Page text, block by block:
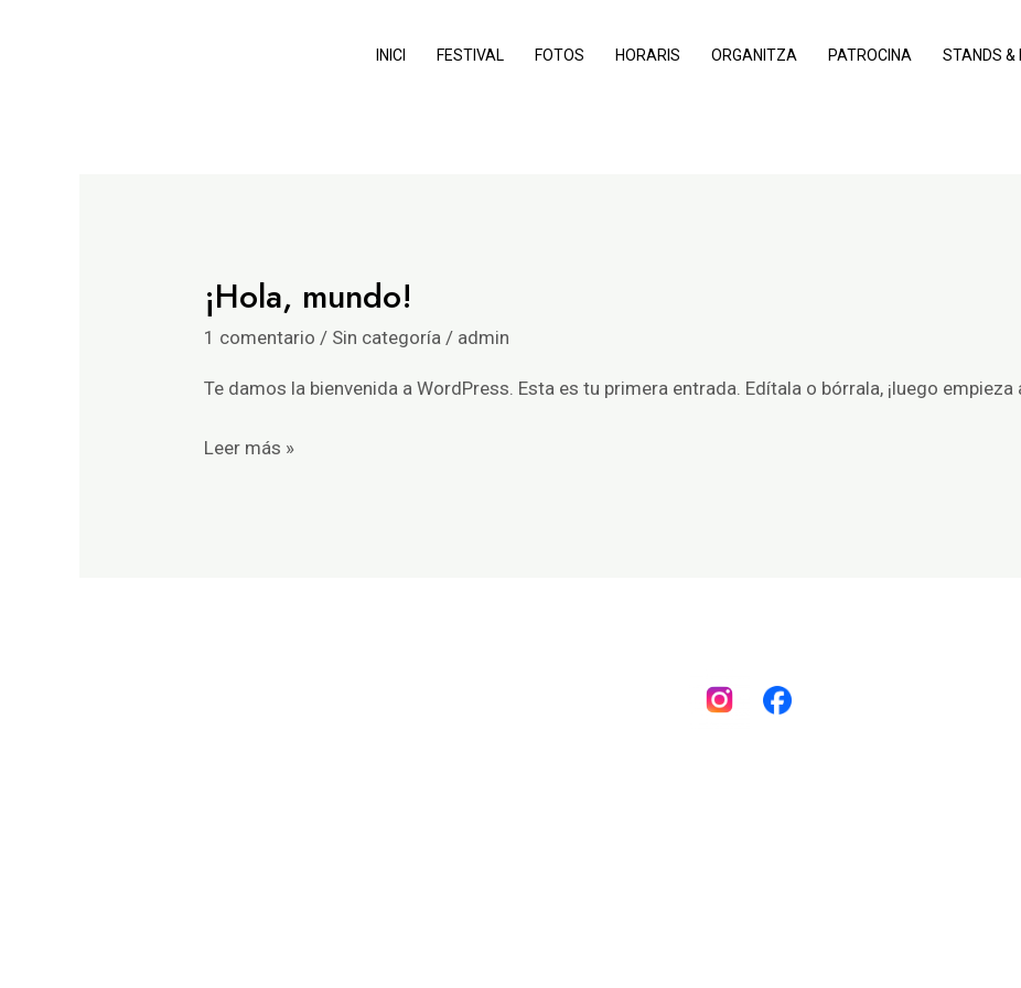
INICI FESTIVAL FOTOS HORARIS ORGANITZA PATROCINA STANDS &
¡Hola, mundo!
1 comentario / Sin categoría / admin
Te damos la bienvenida a WordPress. Esta es tu primera entrada. Edítala o bórrala, ¡luego empieza
¡Hola,
mundo!
Leer más »